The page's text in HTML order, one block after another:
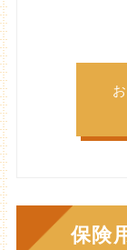
保険